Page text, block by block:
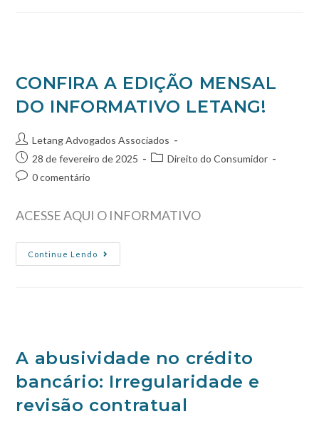
CONFIRA A EDIÇÃO MENSAL
DO INFORMATIVO LETANG!
Letang Advogados Associados
28 de fevereiro de 2025
Direito do Consumidor
0 comentário
ACESSE AQUI O INFORMATIVO
Continue Lendo
A abusividade no crédito
bancário: Irregularidade e
revisão contratual